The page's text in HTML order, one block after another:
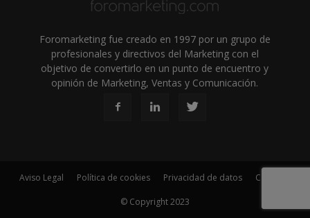
Foromarketing fue creado en 1997 por un grupo de
profesionales y directivos del Marketing con el
objetivo de convertirlo en un punto de encuentro y
opinión de Marketing, Ventas y Comunicación.
Aviso Legal Política de cookies Privacidad de datos Contacto
© Copyright 2023